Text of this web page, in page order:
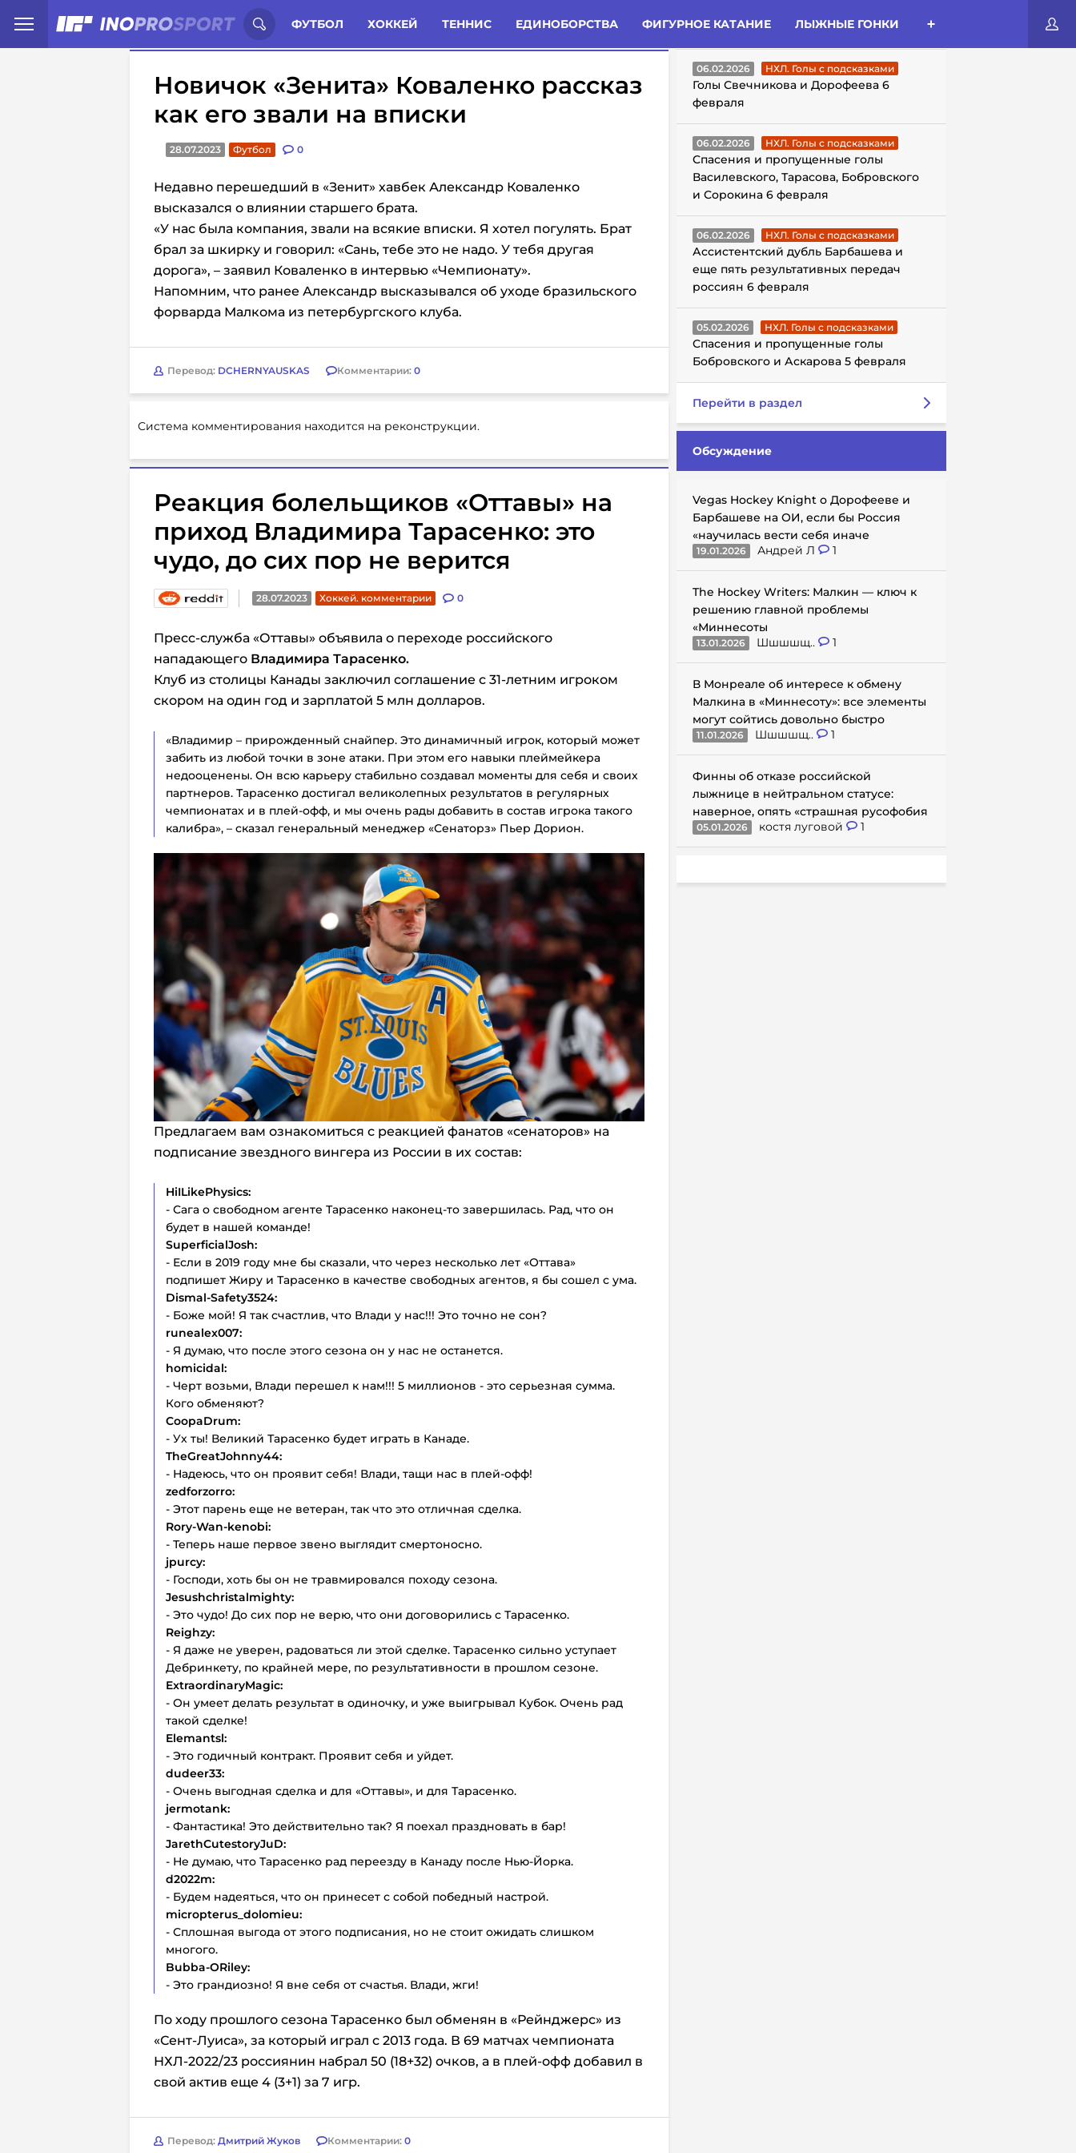
ФУТБОЛ ХОККЕЙ ТЕННИС ЕДИНОБОРСТВА ФИГУРНОЕ КАТАНИЕ ЛЫЖНЫЕ ГОНКИ
Иностранцы о спорте России: Статьи Комменты Новости
Новичок «Зенита» Коваленко рассказ
как его звали на вписки
28.07.2023 Футбол 0
Недавно перешедший в «Зенит» хавбек Александр Коваленко
высказался о влиянии старшего брата.
«У нас была компания, звали на всякие вписки. Я хотел погулять. Брат
брал за шкирку и говорил: «Сань, тебе это не надо. У тебя другая
дорога», – заявил Коваленко в интервью «Чемпионату».
Напомним, что ранее Александр высказывался об уходе бразильского
форварда Малкома из петербургского клуба.
Перевод: DCHERNYAUSKAS Комментарии: 0
Система комментирования находится на реконструкции.
Реакция болельщиков «Оттавы» на
приход Владимира Тарасенко: это
чудо, до сих пор не верится
28.07.2023 Хоккей. комментарии 0
Пресс-служба «Оттавы» объявила о переходе российского
нападающего Владимира Тарасенко.
Клуб из столицы Канады заключил соглашение с 31-летним игроком
скором на один год и зарплатой 5 млн долларов.
«Владимир – прирожденный снайпер. Это динамичный игрок, который может
забить из любой точки в зоне атаки. При этом его навыки плеймейкера
недооценены. Он всю карьеру стабильно создавал моменты для себя и своих
партнеров. Тарасенко достигал великолепных результатов в регулярных
чемпионатах и в плей-офф, и мы очень рады добавить в состав игрока такого
калибра», – сказал генеральный менеджер «Сенаторз» Пьер Дорион.
Предлагаем вам ознакомиться с реакцией фанатов «сенаторов» на
подписание звездного вингера из России в их состав:
HiILikePhysics:
- Сага о свободном агенте Тарасенко наконец-то завершилась. Рад, что он
будет в нашей команде!
SuperficialJosh:
- Если в 2019 году мне бы сказали, что через несколько лет «Оттава»
подпишет Жиру и Тарасенко в качестве свободных агентов, я бы сошел с ума.
Dismal-Safety3524:
- Боже мой! Я так счастлив, что Влади у нас!!! Это точно не сон?
runealex007:
- Я думаю, что после этого сезона он у нас не останется.
homicidal:
- Черт возьми, Влади перешел к нам!!! 5 миллионов - это серьезная сумма.
Кого обменяют?
CoopaDrum:
- Ух ты! Великий Тарасенко будет играть в Канаде.
TheGreatJohnny44:
- Надеюсь, что он проявит себя! Влади, тащи нас в плей-офф!
zedforzorro:
- Этот парень еще не ветеран, так что это отличная сделка.
Rory-Wan-kenobi:
- Теперь наше первое звено выглядит смертоносно.
jpurcy:
- Господи, хоть бы он не травмировался походу сезона.
Jesushchristalmighty:
- Это чудо! До сих пор не верю, что они договорились с Тарасенко.
Reighzy:
- Я даже не уверен, радоваться ли этой сделке. Тарасенко сильно уступает
Дебринкету, по крайней мере, по результативности в прошлом сезоне.
ExtraordinaryMagic:
- Он умеет делать результат в одиночку, и уже выигрывал Кубок. Очень рад
такой сделке!
Elemantsl:
- Это годичный контракт. Проявит себя и уйдет.
dudeer33:
- Очень выгодная сделка и для «Оттавы», и для Тарасенко.
jermotank:
- Фантастика! Это действительно так? Я поехал праздновать в бар!
JarethCutestoryJuD:
- Не думаю, что Тарасенко рад переезду в Канаду после Нью-Йорка.
d2022m:
- Будем надеяться, что он принесет с собой победный настрой.
micropterus_dolomieu:
- Сплошная выгода от этого подписания, но не стоит ожидать слишком
многого.
Bubba-ORiley:
- Это грандиозно! Я вне себя от счастья. Влади, жги!
По ходу прошлого сезона Тарасенко был обменян в «Рейнджерс» из
«Сент-Луиса», за который играл с 2013 года. В 69 матчах чемпионата
НХЛ-2022/23 россиянин набрал 50 (18+32) очков, а в плей-офф добавил в
свой актив еще 4 (3+1) за 7 игр.
Перевод: Дмитрий Жуков Комментарии: 0
ГОЛЫ С ПОДСКАЗКАМИ
06.02.2026 НХЛ. Голы с подсказками
Голы Свечникова и Дорофеева 6
февраля
06.02.2026 НХЛ. Голы с подсказками
Спасения и пропущенные голы
Василевского, Тарасова, Бобровского
и Сорокина 6 февраля
06.02.2026 НХЛ. Голы с подсказками
Ассистентский дубль Барбашева и
еще пять результативных передач
россиян 6 февраля
05.02.2026 НХЛ. Голы с подсказками
Спасения и пропущенные голы
Бобровского и Аскарова 5 февраля
Перейти в раздел
Обсуждение
Vegas Hockey Knight о Дорофееве и
Барбашеве на ОИ, если бы Россия
«научилась вести себя иначе
19.01.2026 Андрей Л 1
The Hockey Writers: Малкин — ключ к
решению главной проблемы
«Миннесоты
13.01.2026 Шшшшщ.. 1
В Монреале об интересе к обмену
Малкина в «Миннесоту»: все элементы
могут сойтись довольно быстро
11.01.2026 Шшшшщ.. 1
Финны об отказе российской
лыжнице в нейтральном статусе:
наверное, опять «страшная русофобия
05.01.2026 костя луговой 1